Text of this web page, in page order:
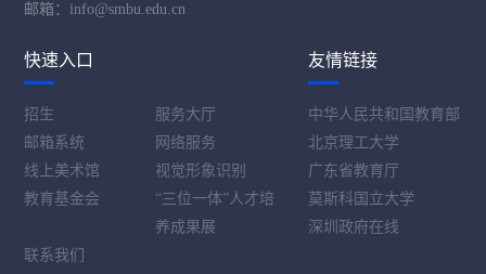
邮箱：info@smbu.edu.cn
快速入口
招生
服务大厅
邮箱系统
网络服务
线上美术馆
视觉形象识别
教育基金会
“三位一体”人才培
养成果展
联系我们
友情链接
中华人民共和国教育部
北京理工大学
广东省教育厅
莫斯科国立大学
深圳政府在线